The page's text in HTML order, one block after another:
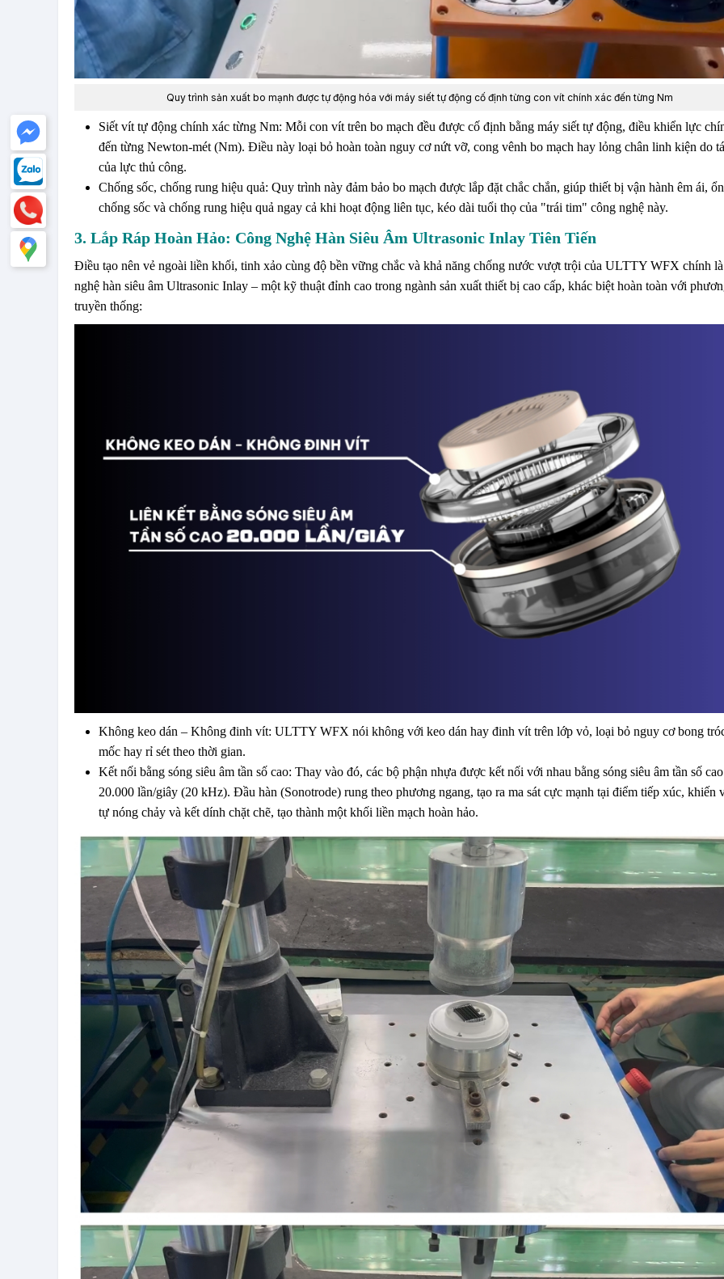
Quy trình sản xuất bo mạnh được tự động hóa với máy siết tự động cố định từng con vít chính xác đến từng Nm
Siết vít tự động chính xác từng Nm: Mỗi con vít trên bo mạch đều được cố định bằng máy siết tự động, điều khiển lực
đến từng Newton-mét (Nm). Điều này loại bỏ hoàn toàn nguy cơ nứt vỡ, cong vênh bo mạch hay lỏng chân linh kiện do
của lực thủ công.
Chống sốc, chống rung hiệu quả: Quy trình này đảm bảo bo mạch được lắp đặt chắc chắn, giúp thiết bị vận hành êm ái,
chống sốc và chống rung hiệu quả ngay cả khi hoạt động liên tục, kéo dài tuổi thọ của "trái tim" công nghệ này.
3. Lắp Ráp Hoàn Hảo: Công Nghệ Hàn Siêu Âm Ultrasonic Inlay Tiên Tiến
Điều tạo nên vẻ ngoài liền khối, tinh xảo cùng độ bền vững chắc và khả năng chống nước vượt trội của ULTTY WFX chính
nghệ hàn siêu âm Ultrasonic Inlay – một kỹ thuật đỉnh cao trong ngành sản xuất thiết bị cao cấp, khác biệt hoàn toàn với
truyền thống:
Không keo dán – Không đinh vít: ULTTY WFX nói không với keo dán hay đinh vít trên lớp vỏ, loại bỏ nguy cơ bong
mốc hay rỉ sét theo thời gian.
Kết nối bằng sóng siêu âm tần số cao: Thay vào đó, các bộ phận nhựa được kết nối với nhau bằng sóng siêu âm tần số
20.000 lần/giây (20 kHz). Đầu hàn (Sonotrode) rung theo phương ngang, tạo ra ma sát cực mạnh tại điểm tiếp xúc, khiến
tự nóng chảy và kết dính chặt chẽ, tạo thành một khối liền mạch hoàn hảo.